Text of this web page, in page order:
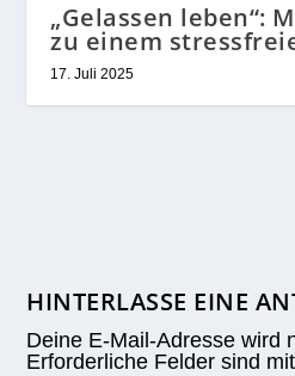
„Gelassen leben“:
zu einem
17. Juli 2025
HINTERLASSE EINE
Deine E-Mail-Adresse wird
Erforderliche Felder sind